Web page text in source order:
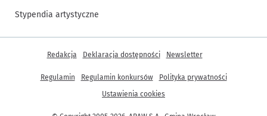
Stypendia artystyczne
Inne informacje
Redakcja Deklaracja dostępności Newsletter
Regulamin Regulamin konkursów
Polityka prywatności
Ustawienia cookies